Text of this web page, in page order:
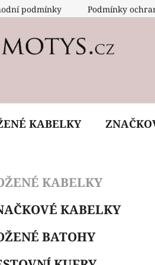
podmínky Podmínky
KABELKY
KABELKY
KABELKY
BATOHY